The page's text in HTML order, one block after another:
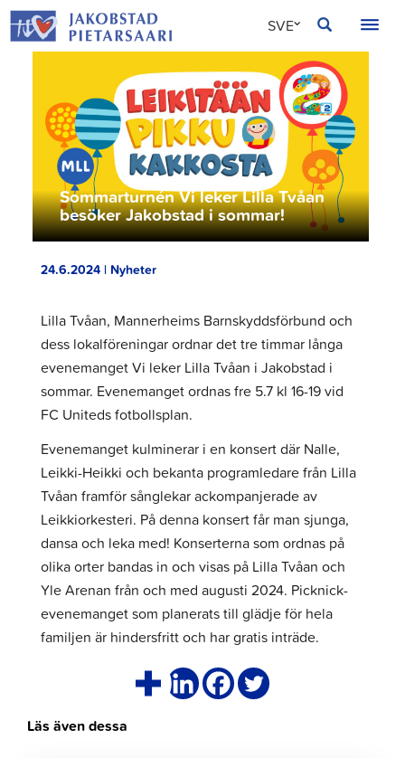
Hoppa
till
innehållet
SVE
FIN
ENG
Sommarturnén Vi leker Lilla Tvåan
besöker Jakobstad i sommar!
24.6.2024 | Nyheter
Lilla Tvåan, Mannerheims Barnskyddsförbund och
dess lokalföreningar ordnar det tre timmar långa
evenemanget Vi leker Lilla Tvåan i Jakobstad i
sommar. Evenemanget ordnas fre 5.7 kl 16-19 vid
FC Uniteds fotbollsplan.
Evenemanget kulminerar i en konsert där Nalle,
Leikki-Heikki och bekanta programledare från Lilla
Tvåan framför sånglekar ackompanjerade av
Leikkiorkesteri. På denna konsert får man sjunga,
dansa och leka med! Konserterna som ordnas på
olika orter bandas in och visas på Lilla Tvåan och
Yle Arenan från och med augusti 2024. Picknick-
evenemanget som planerats till glädje för hela
familjen är hindersfritt och har gratis inträde.
Läs även dessa